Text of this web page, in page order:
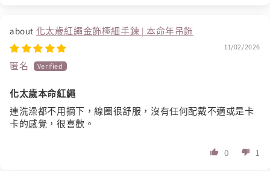
化太歲紅繩金飾極細手鍊 | 本命年吊飾
11/02/2026
匿名
化太歲本命紅繩
連洗澡都不用摘下，線圈很舒服，沒有任何配戴不適或是卡
卡的感覺，很喜歡。
0 1